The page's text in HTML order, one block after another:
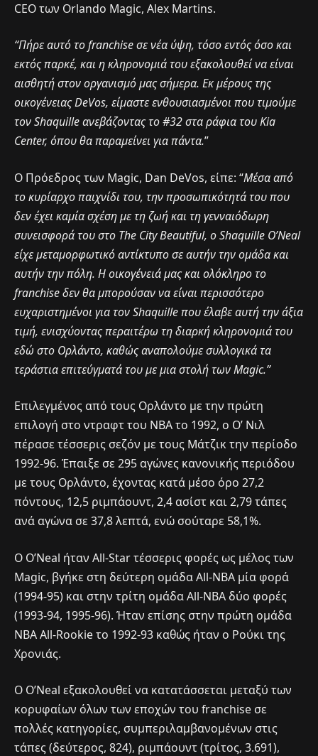
CEO των Orlando Magic, Alex Martins.
“Πήρε αυτό το franchise σε νέα ύψη, τόσο εντός όσο και
εκτός παρκέ, και η κληρονομιά του εξακολουθεί να είναι
αισθητή στον οργανισμό μας σήμερα. Εκ μέρους της
οικογένειας DeVos, είμαστε ενθουσιασμένοι που τιμούμε
τον Shaquille ανεβάζοντας το #32 στα ράφια του Kia
Center, όπου θα παραμείνει για πάντα.”
Ο Πρόεδρος των Magic, Dan DeVos, είπε: “Μέσα από
το κυρίαρχο παιχνίδι του, την προσωπικότητά του που
δεν έχει καμία σχέση με τη ζωή και τη γενναιόδωρη
συνεισφορά του στο The City Beautiful, ο Shaquille O’Neal
είχε μεταμορφωτικό αντίκτυπο σε αυτήν την ομάδα και
αυτήν την πόλη. Η οικογένειά μας και ολόκληρο το
franchise δεν θα μπορούσαν να είναι περισσότερο
ευχαριστημένοι για τον Shaquille που έλαβε αυτή την άξια
τιμή, ενισχύοντας περαιτέρω τη διαρκή κληρονομιά του
εδώ στο Ορλάντο, καθώς αναπολούμε συλλογικά τα
τεράστια επιτεύγματά του με μια στολή των Magic.”
Επιλεγμένος από τους Ορλάντο με την πρώτη
επιλογή στο ντραφτ του ΝΒΑ το 1992, ο Ο’ Νιλ
πέρασε τέσσερις σεζόν με τους Μάτζικ την περίοδο
1992-96. Έπαιξε σε 295 αγώνες κανονικής περιόδου
με τους Ορλάντο, έχοντας κατά μέσο όρο 27,2
πόντους, 12,5 ριμπάουντ, 2,4 ασίστ και 2,79 τάπες
ανά αγώνα σε 37,8 λεπτά, ενώ σούταρε 58,1%.
Ο O’Neal ήταν All-Star τέσσερις φορές ως μέλος των
Magic, βγήκε στη δεύτερη ομάδα All-NBA μία φορά
(1994-95) και στην τρίτη ομάδα All-NBA δύο φορές
(1993-94, 1995-96). Ήταν επίσης στην πρώτη ομάδα
NBA All-Rookie το 1992-93 καθώς ήταν ο Ρούκι της
Χρονιάς.
Ο O’Neal εξακολουθεί να κατατάσσεται μεταξύ των
κορυφαίων όλων των εποχών του franchise σε
πολλές κατηγορίες, συμπεριλαμβανομένων στις
τάπες (δεύτερος, 824), ριμπάουντ (τρίτος, 3.691),